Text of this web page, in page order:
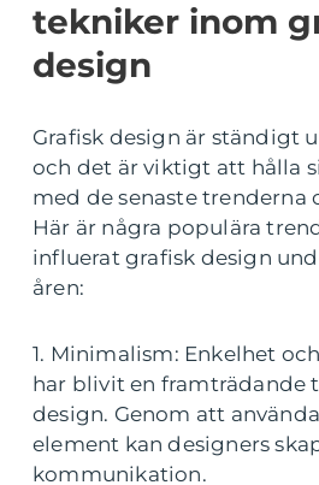
tekniker inom
design
Grafisk design är ständigt
och det är viktigt att hålla
med de senaste trenderna
Här är några populära
influerat grafisk design
åren:
1. Minimalism: Enkelhet
har blivit en framträdande
design. Genom att
element kan designers
kommunikation.